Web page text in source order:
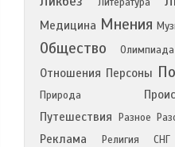
Медицина Мнения
Общество Олимпиада
Отношения Персоны
Природа
Путешествия
Разное
Реклама Религия СНГ